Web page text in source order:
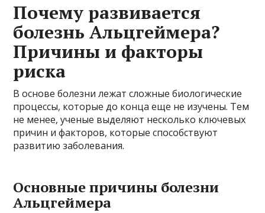
Почему развивается
болезнь Альцгеймера?
Причины и факторы
риска
В основе болезни лежат сложные биологические
процессы, которые до конца еще не изучены. Тем
не менее, ученые выделяют несколько ключевых
причин и факторов, которые способствуют
развитию заболевания.
Основные причины болезни
Альцгеймера